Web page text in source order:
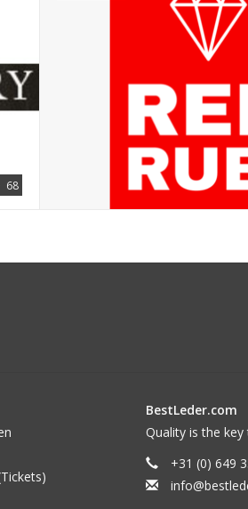
68
BestLeder.com
Quality is the key
+31 (0) 649